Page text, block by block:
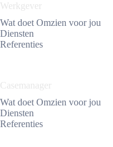
Werkgever
Wat doet Omzien voor jou
Diensten
Referenties
Casemanager
Wat doet Omzien voor jou
Diensten
Referenties